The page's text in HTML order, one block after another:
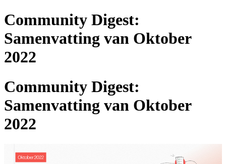
Community Digest:
Samenvatting van Oktober
2022
Community Digest:
Samenvatting van Oktober
2022